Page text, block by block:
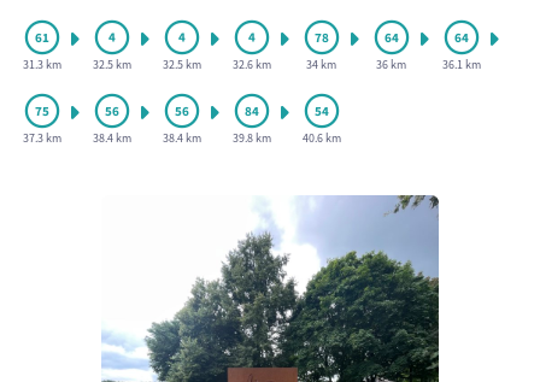
31.3 km 32.5 km 32.5 km 32.6 km 34 km 36 km 36.1 km
37.3 km 38.4 km 38.4 km 39.8 km 40.6 km